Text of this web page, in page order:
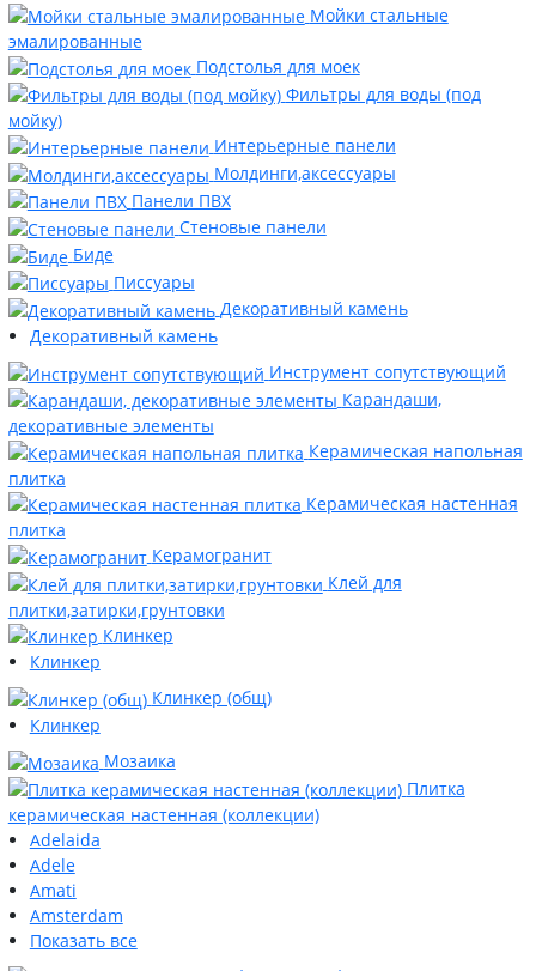
Мойки стальные
эмалированные
Подстолья для моек
Фильтры для воды (под
мойку)
Интерьерные панели
Молдинги,аксессуары
Панели ПВХ
Стеновые панели
Биде
Писсуары
Декоративный камень
Декоративный камень
Инструмент сопутствующий
Карандаши,
декоративные элементы
Керамическая напольная
плитка
Керамическая настенная
плитка
Керамогранит
Клей для
плитки,затирки,грунтовки
Клинкер
Клинкер
Клинкер (общ)
Клинкер
Мозаика
Плитка
керамическая настенная (коллекции)
Adelaida
Adele
Amati
Amsterdam
Показать все